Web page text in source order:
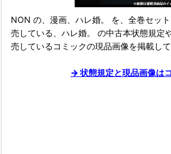
NON の、漫画、ハレ婚。 を、全巻セッ
売している、ハレ婚。 の中古本状態規定
売しているコミックの現品画像を掲載して
→ 状態規定と現品画像は